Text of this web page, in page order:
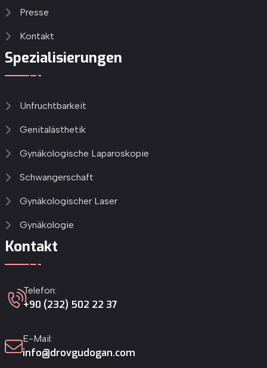
Presse
Kontakt
Spezialisierungen
Unfruchtbarkeit
Genitalästhetik
Gynäkologische Laparoskopie
Schwangerschaft
Gynäkologischer Laser
Gynäkologie
Kontakt
Telefon:
+90 (232) 502 22 37
E-Mail:
info@drovgudogan.com